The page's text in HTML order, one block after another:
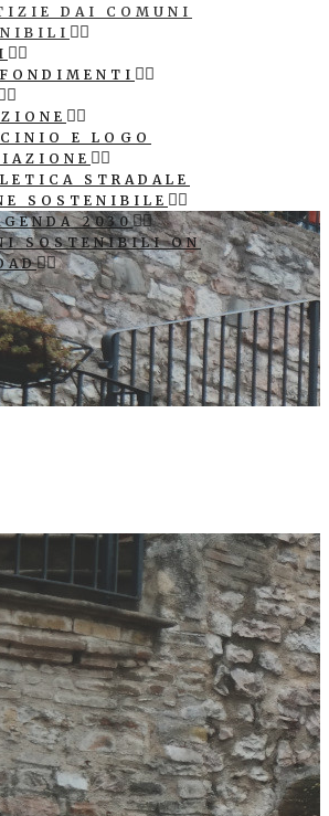
DAI COMUNI
E LOGO
STRADALE
SOSTENIBILE
2030
SOSTENIBILI ON